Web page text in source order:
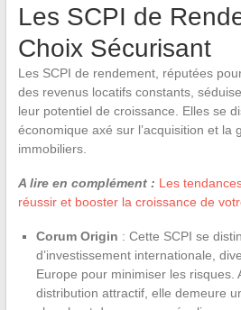
Les SCPI de
Choix Sécurisant
Les SCPI de rendement, réputées
des revenus locatifs constants,
leur potentiel de croissance. Elles se
économique axé sur l’acquisition et la
immobiliers.
A lire en complément : Les
réussir et booster la croissance de
Corum Origin : Cette SCPI se
d’investissement internationale,
Europe pour minimiser les risques.
distribution attractif, elle demeure